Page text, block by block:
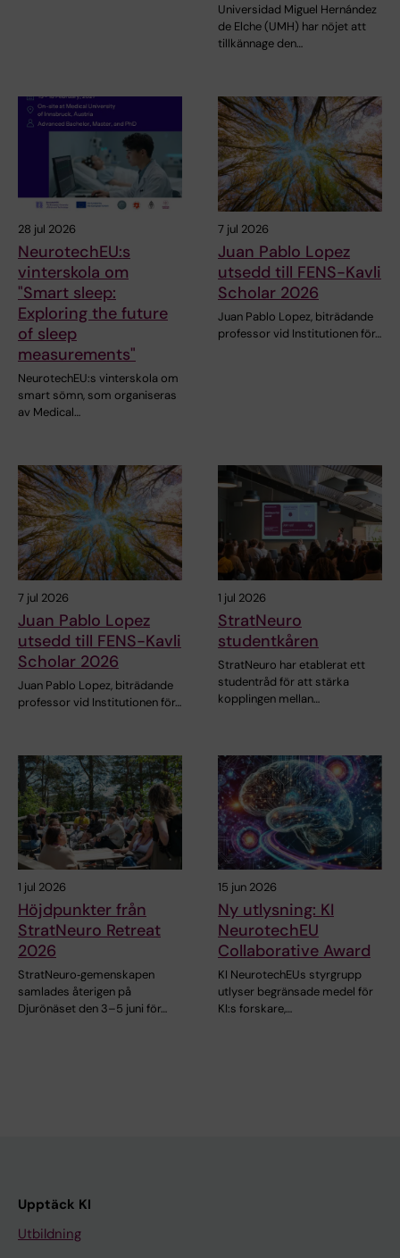
Universidad Miguel Hernández
de Elche (UMH) har nöjet att
tillkännage den…
28 jul 2026
NeurotechEU:s
vinterskola om
"Smart sleep:
Exploring the future
of sleep
measurements"
NeurotechEU:s vinterskola om
smart sömn, som organiseras
av Medical…
7 jul 2026
Juan Pablo Lopez
utsedd till FENS-Kavli
Scholar 2026
Juan Pablo Lopez, biträdande
professor vid Institutionen för…
7 jul 2026
Juan Pablo Lopez
utsedd till FENS-Kavli
Scholar 2026
Juan Pablo Lopez, biträdande
professor vid Institutionen för…
1 jul 2026
StratNeuro
studentkåren
StratNeuro har etablerat ett
studentråd för att stärka
kopplingen mellan…
1 jul 2026
Höjdpunkter från
StratNeuro Retreat
2026
StratNeuro‑gemenskapen
samlades återigen på
Djurönäset den 3–5 juni för…
15 jun 2026
Ny utlysning: KI
NeurotechEU
Collaborative Award
KI NeurotechEUs styrgrupp
utlyser begränsade medel för
KI:s forskare,…
Upptäck KI
Utbildning